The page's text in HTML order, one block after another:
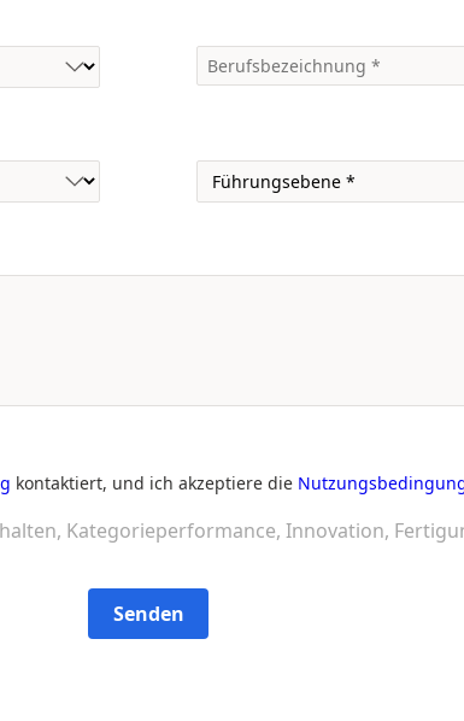
kontaktiert, und ich akzeptiere die
Kategorieperformance, Innovation,
Senden